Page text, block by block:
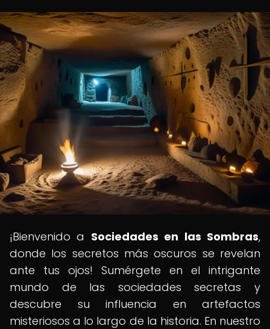
¡Bienvenido a Sociedades en las Sombras,
donde los secretos más oscuros se revelan
ante tus ojos! Sumérgete en el intrigante
mundo de las sociedades secretas y
descubre su influencia en artefactos
misteriosos a lo largo de la historia. En nuestro